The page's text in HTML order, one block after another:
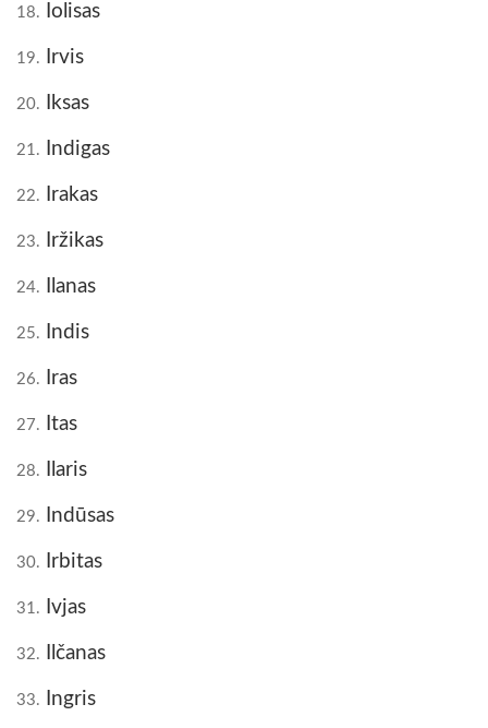
18. Iolisas
19. Irvis
20. Iksas
21. Indigas
22. Irakas
23. Iržikas
24. Ilanas
25. Indis
26. Iras
27. Itas
28. Ilaris
29. Indūsas
30. Irbitas
31. Ivjas
32. Ilčanas
33. Ingris